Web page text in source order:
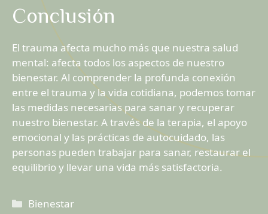
Conclusión
El trauma afecta mucho más que nuestra salud
mental: afecta todos los aspectos de nuestro
bienestar. Al comprender la profunda conexión
entre el trauma y la vida cotidiana, podemos tomar
las medidas necesarias para sanar y recuperar
nuestro bienestar. A través de la terapia, el apoyo
emocional y las prácticas de autocuidado, las
personas pueden trabajar para sanar, restaurar el
equilibrio y llevar una vida más satisfactoria.
Categorías
Bienestar